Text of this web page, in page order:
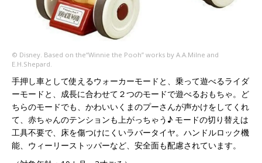
©︎ Disney. Based on the“Winnie the Pooh” works by A.A.Milne and
E.H.Shepard.
手押し車として使えるウォーカーモードと、乗って遊べるライダ
ーモードと、成長に合わせて２つのモードで遊べるおもちゃ。ど
ちらのモードでも、かわいいくまのプーさんが声かけをしてくれ
て、赤ちゃんのテンションも上がっちゃう♪ モードの切り替えは
工具不要で、床を傷つけにくいラバータイヤ。ハンドルロック機
能、ウィーリーストッパーなど、安全面も配慮されています。